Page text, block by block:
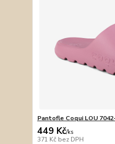
Pantofle Coqui LOU
449 Kč/ks
371 Kč bez DPH